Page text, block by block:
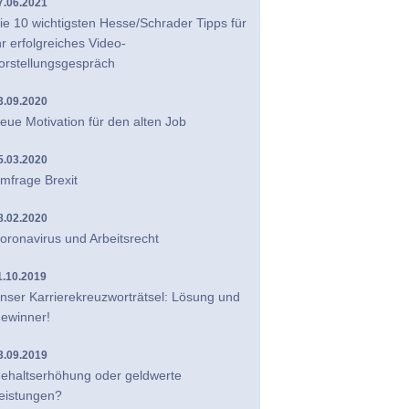
10 wichtigsten Hesse/Schrader Tipps für
erfolgreiches Video-
Motivation für den alten Job
Brexit
und Arbeitsrecht
Karrierekreuzworträtsel: Lösung und
oder geldwerte